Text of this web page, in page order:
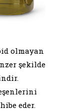
olmayan
şekilde
eder.